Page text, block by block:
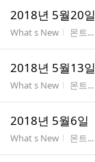
2018년 5월20일
게시판명
What s New 작성자
몬트...
2018년 5월13일
게시판명
What s New 작성자
몬트...
2018년 5월6일
게시판명
What s New 작성자
몬트...